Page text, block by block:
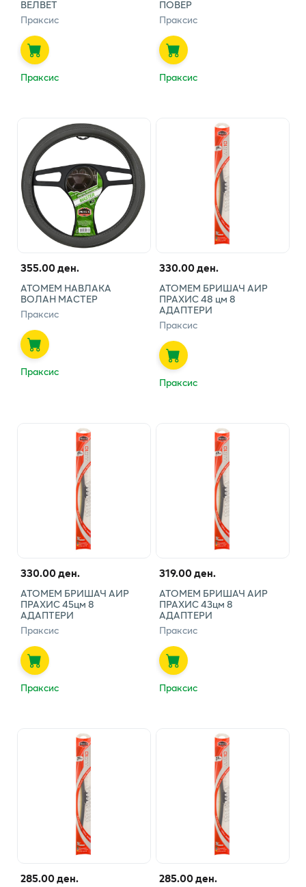
ВЕЛВЕТ
Праксис
Праксис
ПОВЕР
Праксис
Праксис
355.00 ден.
АТОМЕМ НАВЛАКА
ВОЛАН МАСТЕР
Праксис
Праксис
330.00 ден.
АТОМЕМ БРИШАЧ АИР
ПРАХИС 48 цм 8
АДАПТЕРИ
Праксис
Праксис
330.00 ден.
АТОМЕМ БРИШАЧ АИР
ПРАХИС 45цм 8
АДАПТЕРИ
Праксис
Праксис
319.00 ден.
АТОМЕМ БРИШАЧ АИР
ПРАХИС 43цм 8
АДАПТЕРИ
Праксис
Праксис
285.00 ден. 285.00 ден.